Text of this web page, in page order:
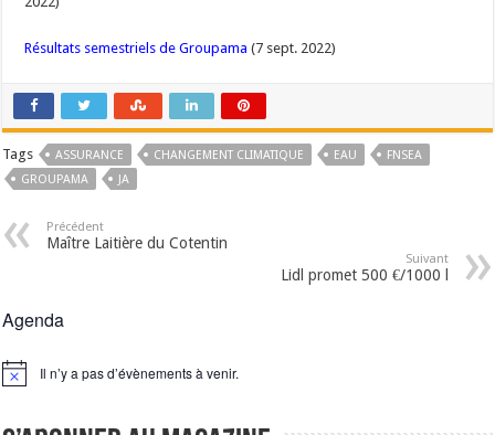
Résultats semestriels de Groupama (7 sept. 2022)
Tags ASSURANCE CHANGEMENT CLIMATIQUE EAU
FNSEA
GROUPAMA
JA
Précédent
Maître Laitière du Cotentin
Suivant
Lidl promet 500 €/1000 l
Agenda
Notice Il n’y a pas d’évènements à venir.